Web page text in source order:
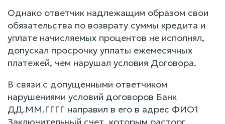
Однако ответчик надлежащим образом свои
обязательства по возврату суммы кредита и
уплате начисляемых процентов не исполнял,
допускал просрочку уплаты ежемесячных
платежей, чем нарушал условия Договора.
В связи с допущенными ответчиком
нарушениями условий договоров Банк
ДД.ММ.ГГГГ направил в его в адрес ФИО1
Заключительный счет, которым расторг